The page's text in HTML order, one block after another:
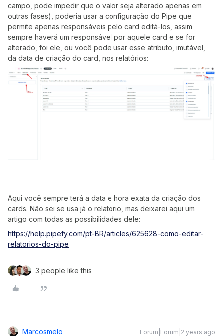
campo, pode impedir que o valor seja alterado apenas em
outras fases), poderia usar a configuração do Pipe que
permite apenas responsáveis pelo card editá-los, assim
sempre haverá um responsável por aquele card e se for
alterado, foi ele, ou você pode usar esse atributo, imutável,
da data de criação do card, nos relatórios:
Aqui você sempre terá a data e hora exata da criação dos
cards. Não sei se usa já o relatório, mas deixarei aqui um
artigo com todas as possibilidades dele:
https://help.pipefy.com/pt-BR/articles/625628-como-editar-
relatorios-do-pipe
3 people like this
Marcosmelo Forum|Forum|2 years ago